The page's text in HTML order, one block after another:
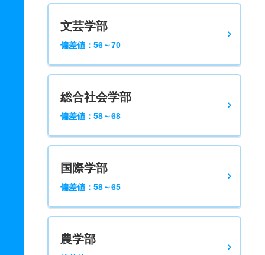
文芸学部
偏差値：56～70
総合社会学部
偏差値：58～68
国際学部
偏差値：58～65
農学部